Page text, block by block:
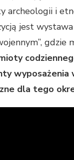
archeologii i
jest wystawa
gdzie
wyposażenia
dla tego